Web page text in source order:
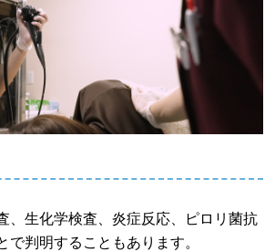
、生化学検査、炎症反応、ピロリ菌抗
で判明することもあります。